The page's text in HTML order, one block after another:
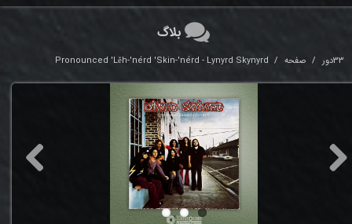
33دور صفحه Pronounced 'Lĕh-'nérd 'Skin-'nérd - Lynyrd Skynyrd
بلاگ